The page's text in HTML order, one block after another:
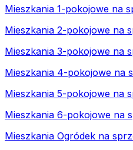
Mieszkania 1-pokojowe na
Mieszkania 2-pokojowe na
Mieszkania 3-pokojowe na
Mieszkania 4-pokojowe na
Mieszkania 5-pokojowe na
Mieszkania 6-pokojowe na
Mieszkania Ogródek na